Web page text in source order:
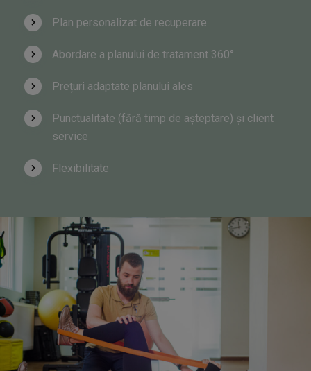
Plan personalizat de recuperare
Abordare a planului de tratament 360°
Prețuri adaptate planului ales
Punctualitate (fără timp de așteptare) și client
service
Flexibilitate